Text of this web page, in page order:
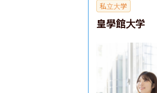
私立大学
皇學館大学